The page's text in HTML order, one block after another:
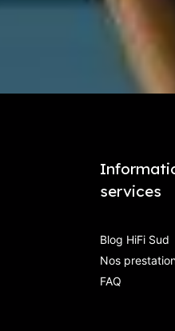
services
Blog HiFi Sud
Nos
FAQ